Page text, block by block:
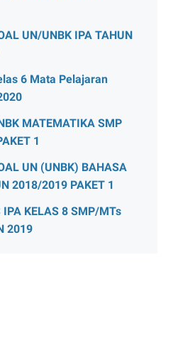
UN/UNBK IPA TAHUN
6 Mata Pelajaran
MATEMATIKA SMP
1
UN (UNBK) BAHASA
2018/2019 PAKET 1
IPA KELAS 8 SMP/MTs
2019